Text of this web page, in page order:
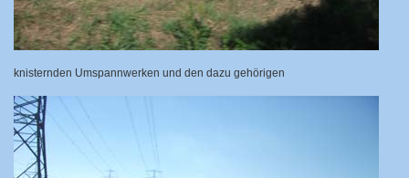
knisternden Umspannwerken und den dazu gehörigen